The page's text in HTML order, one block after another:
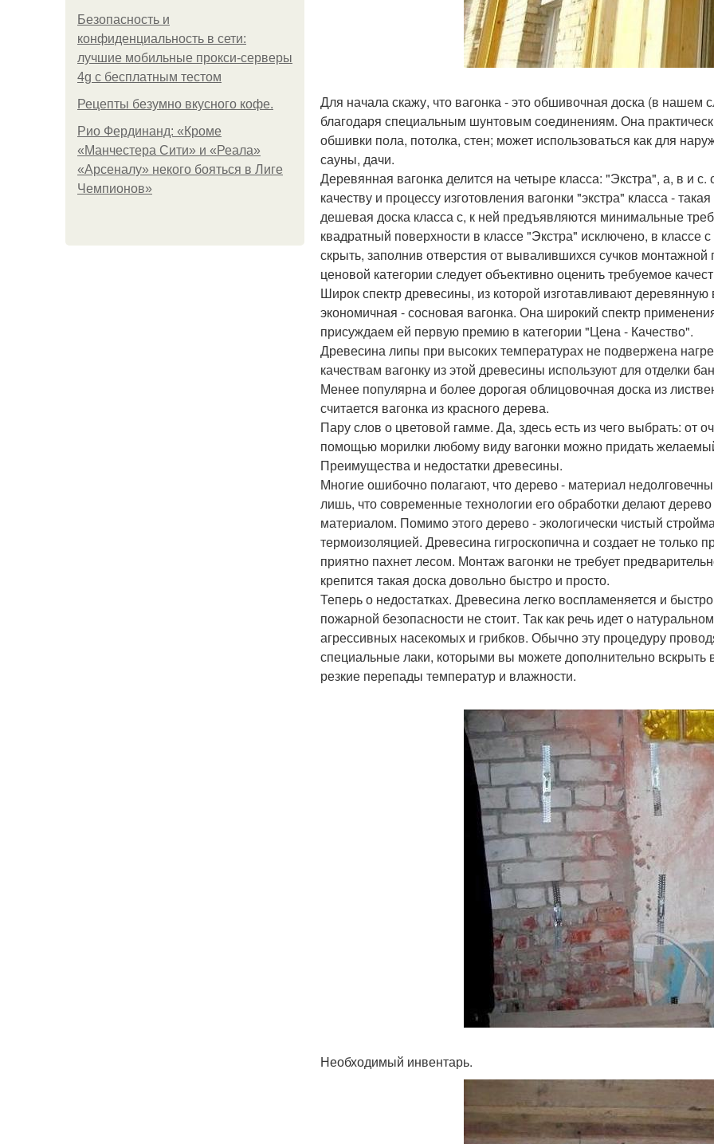
Безопасность и
конфиденциальность в сети:
лучшие мобильные прокси-серверы
4g с бесплатным тестом
Рецепты безумно вкусного кофе.
Рио Фердинанд: «Кроме
«Манчестера Сити» и «Реала»
«Арсеналу» некого бояться в Лиге
Чемпионов»
Для начала скажу, что вагонка - это обшивочная доска (в нашем
благодаря специальным шунтовым соединениям. Она
обшивки пола, потолка, стен; может использоваться как для
сауны, дачи.
Деревянная вагонка делится на четыре класса: "Экстра", а, в и
качеству и процессу изготовления вагонки "экстра" класса -
дешевая доска класса с, к ней предъявляются минимальные
квадратный поверхности в классе "Экстра" исключено, в
скрыть, заполнив отверстия от вывалившихся сучков
ценовой категории следует объективно оценить требуемое
Широк спектр древесины, из которой изготавливают
экономичная - сосновая вагонка. Она широкий спектр
присуждаем ей первую премию в категории "Цена - Качество".
Древесина липы при высоких температурах не подвержена
качествам вагонку из этой древесины используют для отделки
Менее популярна и более дорогая облицовочная доска из
считается вагонка из красного дерева.
Пару слов о цветовой гамме. Да, здесь есть из чего выбрать: от
помощью морилки любому виду вагонки можно придать
Преимущества и недостатки древесины.
Многие ошибочно полагают, что дерево - материал
лишь, что современные технологии его обработки делают
материалом. Помимо этого дерево - экологически чистый
термоизоляцией. Древесина гигроскопична и создает не
приятно пахнет лесом. Монтаж вагонки не требует
крепится такая доска довольно быстро и просто.
Теперь о недостатках. Древесина легко воспламеняется и
пожарной безопасности не стоит. Так как речь идет о
агрессивных насекомых и грибков. Обычно эту процедуру
специальные лаки, которыми вы можете дополнительно
резкие перепады температур и влажности.
Необходимый инвентарь.